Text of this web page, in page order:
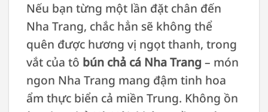
Nếu bạn từng một lần đặt chân đến
Nha Trang, chắc hẳn sẽ không thể
quên được hương vị ngọt thanh, trong
vắt của tô bún chả cá Nha Trang – món
ngon Nha Trang mang đậm tinh hoa
ẩm thực biển cả miền Trung. Không ồn